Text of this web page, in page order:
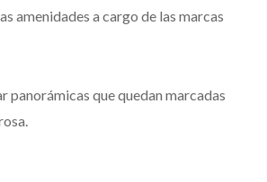
amenidades a cargo de las marcas
panorámicas que quedan marcadas